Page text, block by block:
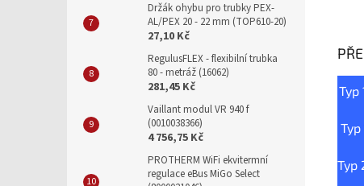
Držák ohybu pro trubky PEX-
AL/PEX 20 - 22 mm (TOP610-20)
27,10 Kč
RegulusFLEX - flexibilní trubka
80 - metráž (16062)
281,45 Kč
Vaillant modul VR 940 f
(0010038366)
4 756,75 Kč
PROTHERM WiFi ekvitermní
regulace eBus MiGo Select
Typ
Typ
Typ